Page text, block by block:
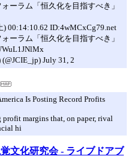
ーラム「恒久化を目指すべき」
00:14:10.62 ID:4wMCxCg79.net
ーラム「恒久化を目指すべき」
July 31, 2
Is Posting Record Profits
margins that, on paper, rival
hi
覚文化研究会 - ライブドアブ